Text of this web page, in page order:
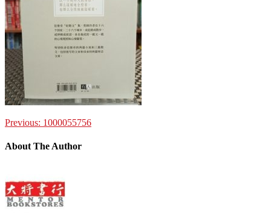
Previous: 1000055756
About The Author